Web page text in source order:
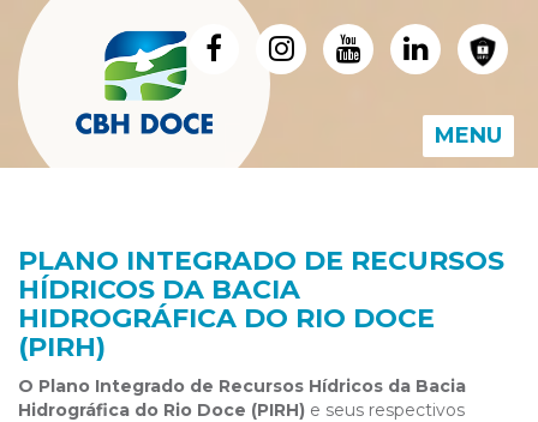
MENU
PLANO INTEGRADO DE RECURSOS
HÍDRICOS DA BACIA
HIDROGRÁFICA DO RIO DOCE
(PIRH)
O Plano Integrado de Recursos Hídricos da Bacia
Hidrográfica do Rio Doce (PIRH) e seus respectivos